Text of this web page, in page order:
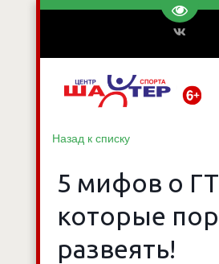
Назад к списку
5 мифов о
которые
развеять!